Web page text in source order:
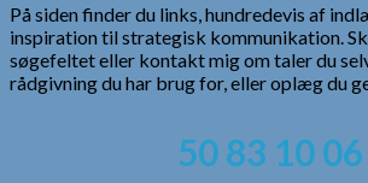
På siden finder du links, hundredevis af
inspiration til strategisk kommunikation.
søgefeltet eller kontakt mig om taler du
rådgivning du har brug for, eller oplæg du
50 83 10 06